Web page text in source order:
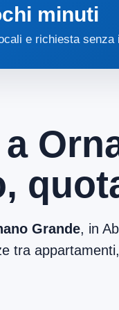
minuti
e richiesta senza
Grande, in
tra